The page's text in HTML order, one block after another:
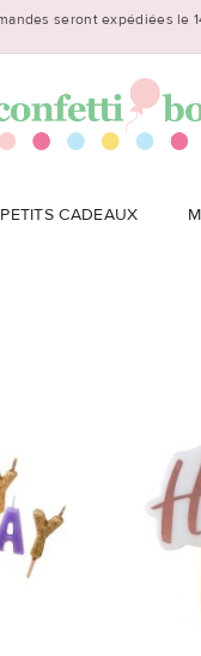
seront expédiées le
PETITS CADEAUX